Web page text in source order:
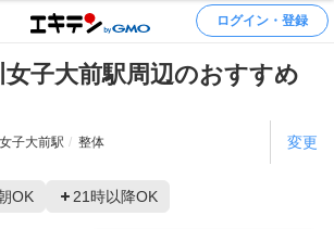
ログイン・登録
女子大前駅周辺のおすすめ
子大前駅 整体 変更
OK 21時以降OK